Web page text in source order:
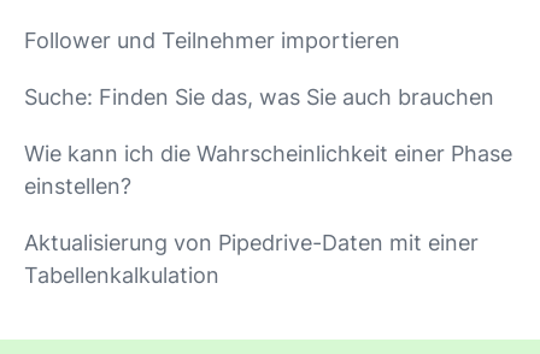
Follower und Teilnehmer importieren
Suche: Finden Sie das, was Sie auch brauchen
Wie kann ich die Wahrscheinlichkeit einer Phase
einstellen?
Aktualisierung von Pipedrive-Daten mit einer
Tabellenkalkulation